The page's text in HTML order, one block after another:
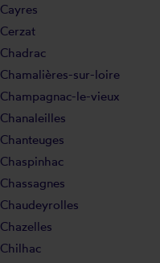
Cayres
Cerzat
Chadrac
Chamalières-sur-loire
Champagnac-le-vieux
Chanaleilles
Chanteuges
Chaspinhac
Chassagnes
Chaudeyrolles
Chazelles
Chilhac